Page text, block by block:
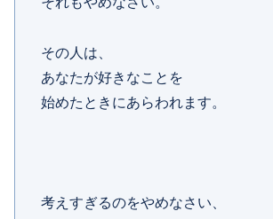
その人は、
あなたが好きなことを
始めたときにあらわれます。
考えすぎるのをやめなさい、